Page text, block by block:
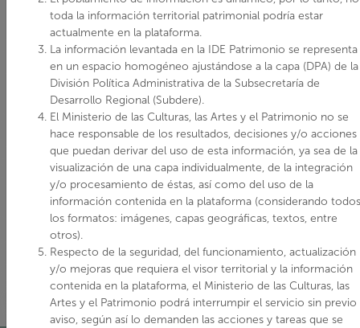
toda la información territorial patrimonial podría estar
actualmente en la plataforma.
La información levantada en la IDE Patrimonio se representa
en un espacio homogéneo ajustándose a la capa (DPA) de la
División Política Administrativa de la Subsecretaría de
Desarrollo Regional (Subdere).
El Ministerio de las Culturas, las Artes y el Patrimonio no se
hace responsable de los resultados, decisiones y/o acciones
que puedan derivar del uso de esta información, ya sea de la
visualización de una capa individualmente, de la integración
y/o procesamiento de éstas, así como del uso de la
información contenida en la plataforma (considerando todos
los formatos: imágenes, capas geográficas, textos, entre
otros).
Respecto de la seguridad, del funcionamiento, actualización
y/o mejoras que requiera el visor territorial y la información
contenida en la plataforma, el Ministerio de las Culturas, las
Artes y el Patrimonio podrá interrumpir el servicio sin previo
aviso, según así lo demanden las acciones y tareas que se